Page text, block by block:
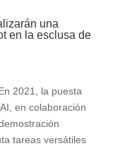
una
en la esclusa de
2021, la puesta
en colaboración
tareas versátiles